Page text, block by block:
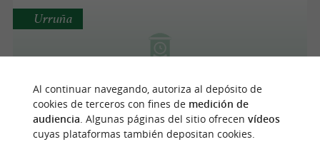
Unikvintage64
Urruña
Al continuar navegando, autoriza al depósito de
cookies de terceros con fines de medición de
audiencia . Algunas páginas del sitio ofrecen vídeos
cuyas plataformas también depositan cookies.